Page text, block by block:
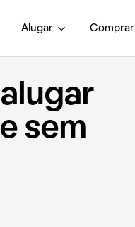
Alugar Comprar
sem